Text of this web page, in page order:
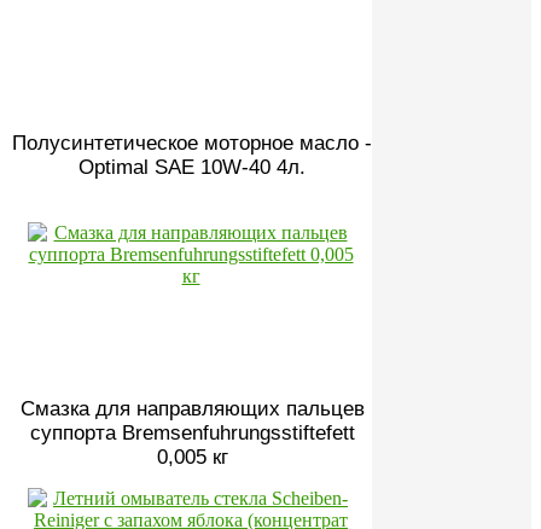
Полусинтетическое моторное масло -
Optimal SAE 10W-40 4л.
Смазка для направляющих пальцев
суппорта Bremsenfuhrungsstiftefett
0,005 кг